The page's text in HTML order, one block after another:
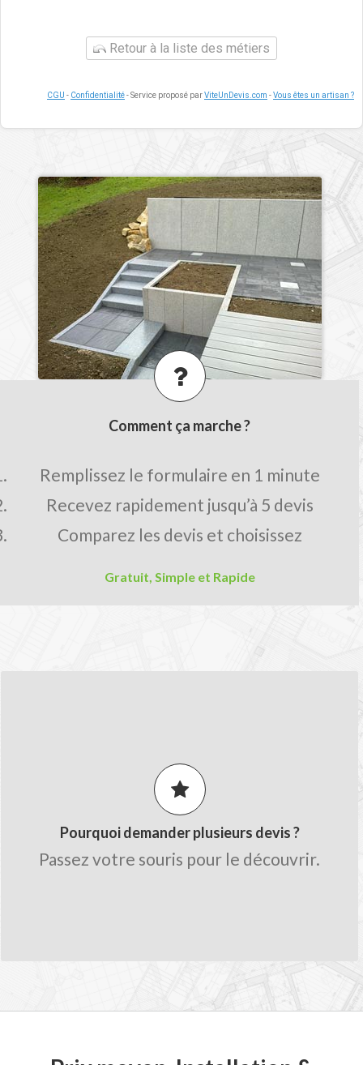
Retour à la liste des métiers
CGU - Confidentialité- Service proposé parViteUnDevis.com -Vous êtes un artisan ?
Comment ça marche ?
Remplissez le formulaire en 1 minute
Recevez rapidement jusqu’à 5 devis
Comparez les devis et choisissez
Gratuit, Simple et Rapide
Pourquoi demander plusieurs devis ?
Passez votre souris pour le découvrir.
meilleur tarif.
Obtenez des conseils de la part des
artisans.
Gagnez du temps sur le chiffrage avec
une seule demande.